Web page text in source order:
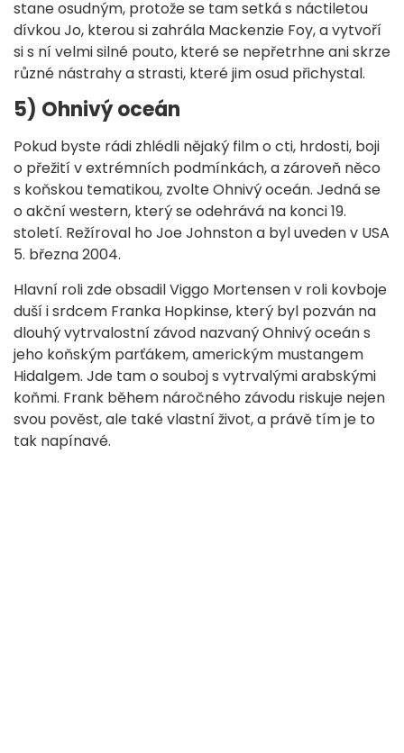
stane osudným, protože se tam setká s náctiletou
dívkou Jo, kterou si zahrála Mackenzie Foy, a vytvoří
si s ní velmi silné pouto, které se nepřetrhne ani skrze
různé nástrahy a strasti, které jim osud přichystal.
5) Ohnivý oceán
Pokud byste rádi zhlédli nějaký film o cti, hrdosti, boji
o přežití v extrémních podmínkách, a zároveň něco
s koňskou tematikou, zvolte Ohnivý oceán. Jedná se
o akční western, který se odehrává na konci 19.
století. Režíroval ho Joe Johnston a byl uveden v USA
5. března 2004.
Hlavní roli zde obsadil Viggo Mortensen v roli kovboje
duší i srdcem Franka Hopkinse, který byl pozván na
dlouhý vytrvalostní závod nazvaný Ohnivý oceán s
jeho koňským parťákem, americkým mustangem
Hidalgem. Jde tam o souboj s vytrvalými arabskými
koňmi. Frank během náročného závodu riskuje nejen
svou pověst, ale také vlastní život, a právě tím je to
tak napínavé.